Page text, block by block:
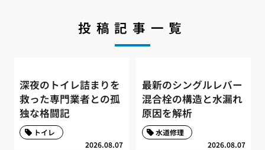
投稿記事一覧
深夜のトイレ詰まりを
救った専門業者との孤
独な格闘記
2026.08.07
トイレ
最新のシングルレバー
混合栓の構造と水漏れ
原因を解析
2026.08.07
水道修理